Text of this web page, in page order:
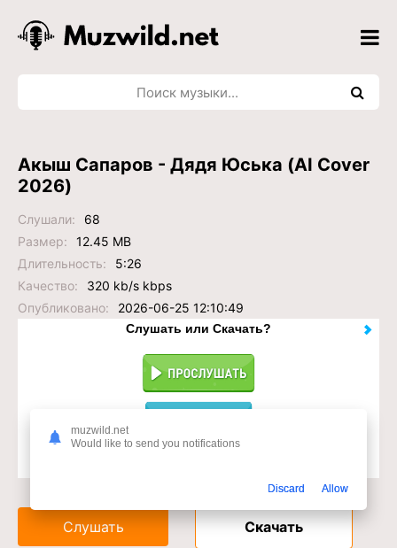
Акыш Сапаров - Дядя Юська (AI Cover
2026)
Слушали:
68
Размер:
12.45 MB
Длительность:
5:26
Качество:
320 kb/s kbps
Опубликовано:
2026-06-25 12:10:49
Слушать или Скачать?
Слушать Скачать
muzwild.net
Would like to send you notifications
Discard Allow